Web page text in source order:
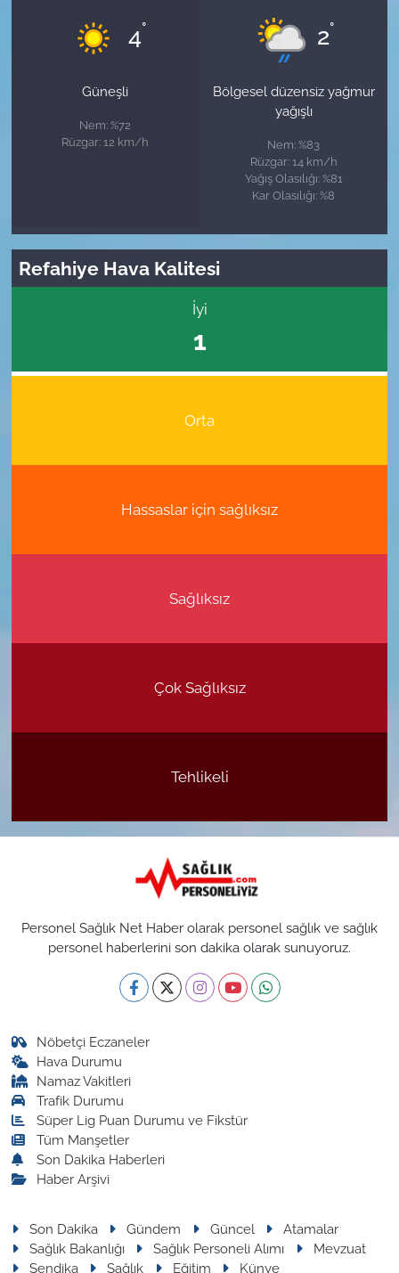
4°
Güneşli
Nem: %72
Rüzgar: 12 km/h
2°
Bölgesel düzensiz yağmur
yağışlı
Nem: %83
Rüzgar: 14 km/h
Yağış Olasılığı: %81
Kar Olasılığı: %8
Refahiye Hava Kalitesi
İyi
1
Orta
Hassaslar için sağlıksız
Sağlıksız
Çok Sağlıksız
Tehlikeli
Personel Sağlık Net Haber olarak personel sağlık ve sağlık
personel haberlerini son dakika olarak sunuyoruz.
Nöbetçi Eczaneler
Hava Durumu
Namaz Vakitleri
Trafik Durumu
Süper Lig Puan Durumu ve Fikstür
Tüm Manşetler
Son Dakika Haberleri
Haber Arşivi
Son Dakika Gündem Güncel
Atamalar
Sağlık Bakanlığı
Sağlık Personeli Alımı
Mevzuat
Sendika
Sağlık Eğitim Künye